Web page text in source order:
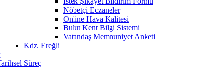
Nöbetçi Eczaneler
Online Hava Kalitesi
Bulut Kent Bilgi Sistemi
Vatandaş Memnuniyet Anketi
Kdz. Ereğli
Süreç